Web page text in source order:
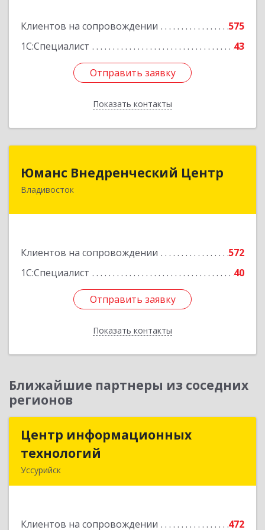
Клиентов на сопровождении
575
1С:Специалист
43
Отправить заявку
Показать контакты
Отправить заявку
Назад
Юманс Внедренческий Центр
Владивосток
Клиентов на сопровождении
572
1С:Специалист
40
Отправить заявку
Показать контакты
Юманс Внедренческий Центр
690014, Приморский край, Владивосток г,
Отправить заявку
Назад
Ближайшие партнеры из соседних
регионов
Центр информационных
технологий
Уссурийск
Клиентов на сопровождении 472
Центр информационных
Подробнее